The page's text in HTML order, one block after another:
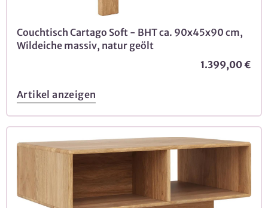
Couchtisch Cartago Soft - BHT ca. 90x45x90 cm,
Wildeiche massiv, natur geölt
1.399,00 €
Artikel anzeigen